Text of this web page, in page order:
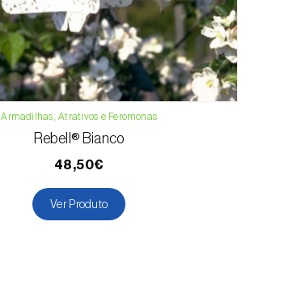
Armadilhas, Atrativos e Feromonas
Rebell® Bianco
48,50€
Ver Produto